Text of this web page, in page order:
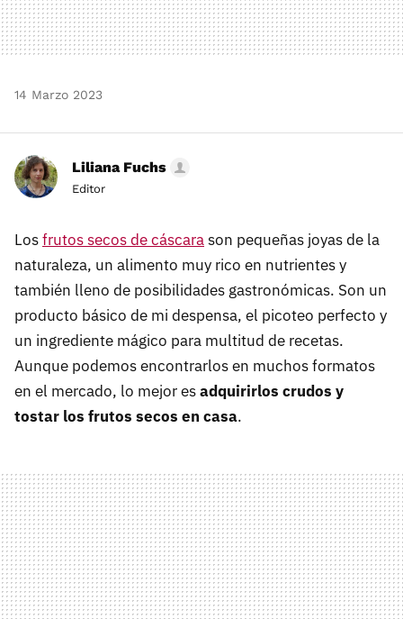
14 Marzo 2023
Liliana Fuchs
Editor
Losfrutos secos de cáscarason pequeñas joyas de la
naturaleza, un alimento muy rico en nutrientes y
también lleno de posibilidades gastronómicas. Son un
producto básico de mi despensa, el picoteo perfecto y
un ingrediente mágico para multitud de recetas.
Aunque podemos encontrarlos en muchos formatos
en el mercado, lo mejor esadquirirlos crudos y
tostar los frutos secos en casa.